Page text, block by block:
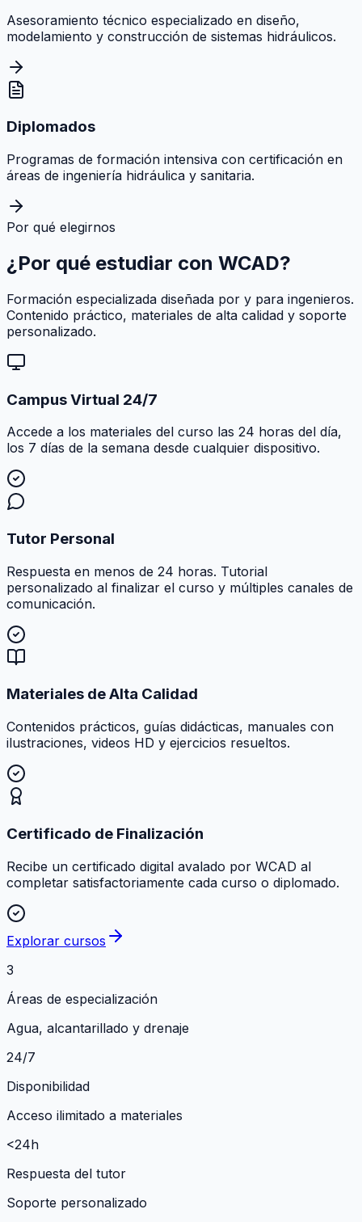
Asesoramiento técnico especializado en diseño,
modelamiento y construcción de sistemas hidráulicos.
Diplomados
Programas de formación intensiva con certificación en
áreas de ingeniería hidráulica y sanitaria.
Por qué elegirnos
¿Por qué estudiar con WCAD?
Formación especializada diseñada por y para ingenieros.
Contenido práctico, materiales de alta calidad y soporte
personalizado.
Campus Virtual 24/7
Accede a los materiales del curso las 24 horas del día,
los 7 días de la semana desde cualquier dispositivo.
Tutor Personal
Respuesta en menos de 24 horas. Tutorial
personalizado al finalizar el curso y múltiples canales de
comunicación.
Materiales de Alta Calidad
Contenidos prácticos, guías didácticas, manuales con
ilustraciones, videos HD y ejercicios resueltos.
Certificado de Finalización
Recibe un certificado digital avalado por WCAD al
completar satisfactoriamente cada curso o diplomado.
Explorar cursos
3
Áreas de especialización
Agua, alcantarillado y drenaje
24/7
Disponibilidad
Acceso ilimitado a materiales
<24h
Respuesta del tutor
Soporte personalizado